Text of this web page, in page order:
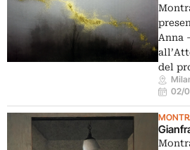
Anna
del
02/